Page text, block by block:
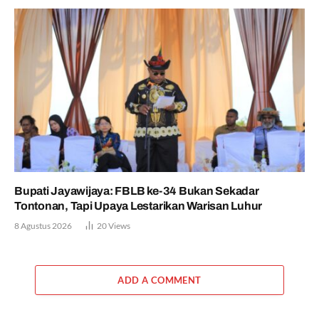
Bupati Jayawijaya: FBLB ke-34 Bukan Sekadar
Tontonan, Tapi Upaya Lestarikan Warisan Luhur
8 Agustus 2026 20Views
ADD A COMMENT